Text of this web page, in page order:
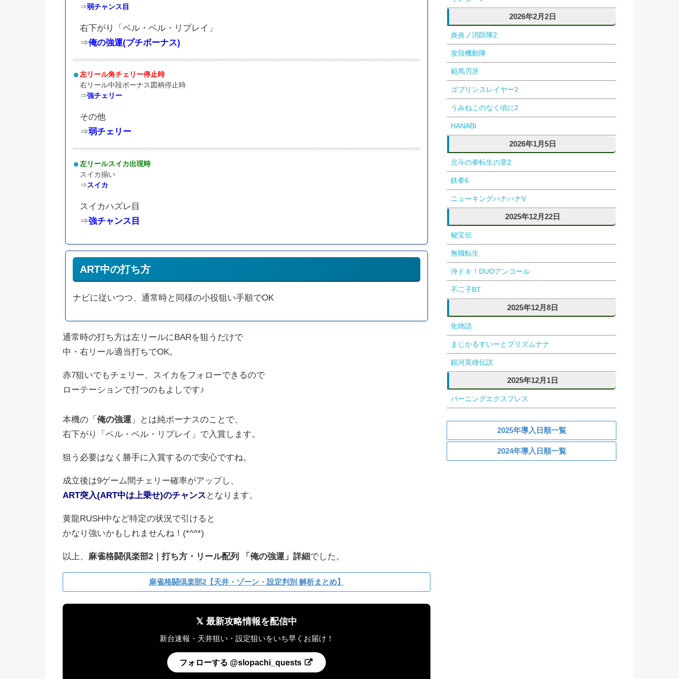
⇒弱チャンス目
右下がり「ベル・ベル・リプレイ」
⇒俺の強運(プチボーナス)
左リール角チェリー停止時
右リール中段ボーナス図柄停止時
⇒強チェリー
その他
⇒弱チェリー
左リールスイカ出現時
スイカ揃い
⇒スイカ
スイカハズレ目
⇒強チャンス目
ART中の打ち方
ナビに従いつつ、通常時と同様の小役狙い手順でOK
通常時の打ち方は左リールにBARを狙うだけで
中・右リール適当打ちでOK。
赤7狙いでもチェリー、スイカをフォローできるので
ローテーションで打つのもよしです♪
本機の「 俺の強運 」とは純ボーナスのことで、
右下がり「ベル・ベル・リプレイ」で入賞します。
狙う必要はなく勝手に入賞するので安心ですね。
成立後は9ゲーム間チェリー確率がアップし、
ART突入(ART中は上乗せ)のチャンス となります。
黄龍RUSH中など特定の状況で引けると
かなり強いかもしれませんね！(*^^*)
以上、 麻雀格闘倶楽部2｜打ち方・リール配列 「俺の強運」詳細でした。
麻雀格闘倶楽部2【天井・ゾーン・設定判別 解析まとめ】
𝕏 最新攻略情報を配信中
新台速報・天井狙い・設定狙いをいち早くお届け！
フォローする @slopachi_quests
2026年2月2日
炎炎ノ消防隊2
攻殻機動隊
範馬刃牙
ゴブリンスレイヤー2
うみねこのなく頃に2
HANABI
2026年1月5日
北斗の拳転生の章2
鉄拳6
ニューキングハナハナV
2025年12月22日
秘宝伝
無職転生
沖ドキ！DUOアンコール
不二子BT
2025年12月8日
化物語
まじかるすいーとプリズムナナ
銀河英雄伝説
2025年12月1日
バーニングエクスプレス
2025年導入日順一覧
2024年導入日順一覧